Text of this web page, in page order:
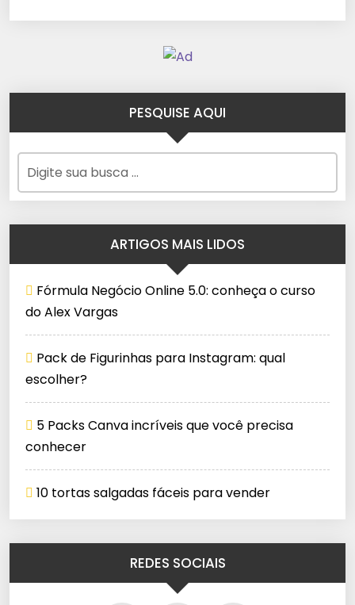
PESQUISE AQUI
ARTIGOS MAIS LIDOS
Fórmula Negócio Online 5.0: conheça o curso
do Alex Vargas
Pack de Figurinhas para Instagram: qual
escolher?
5 Packs Canva incríveis que você precisa
conhecer
10 tortas salgadas fáceis para vender
REDES SOCIAIS